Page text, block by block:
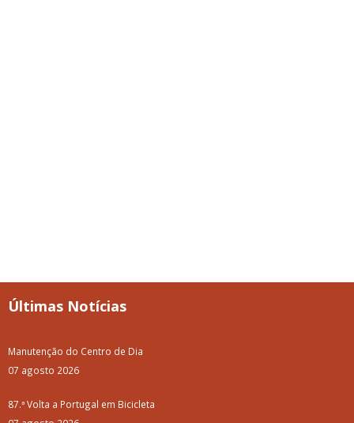
Últimas Notícias
Manutenção do Centro de Dia
07 agosto 2026
87.ª Volta a Portugal em Bicicleta